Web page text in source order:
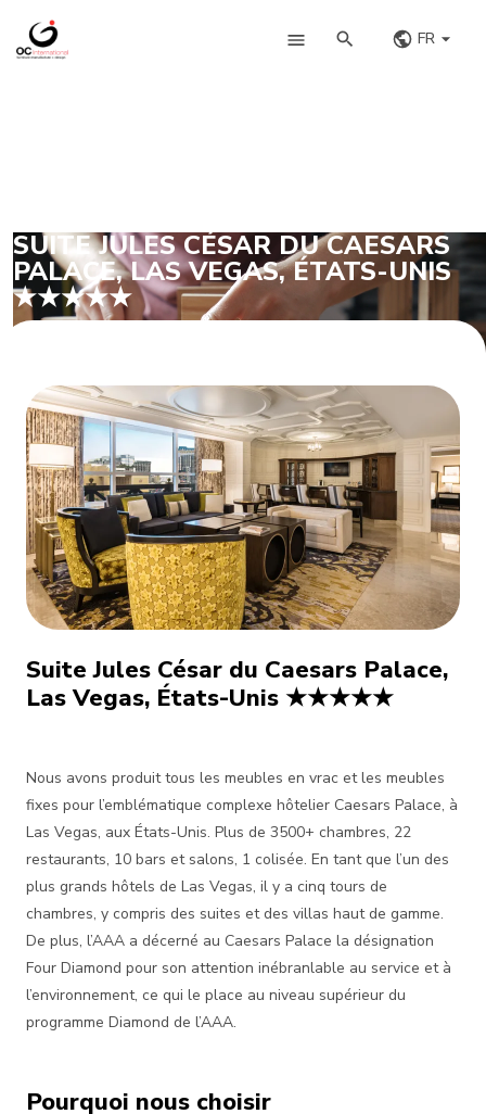
FR
SUITE JULES CÉSAR DU CAESARS
PALACE, LAS VEGAS, ÉTATS-UNIS
★★★★★
Suite Jules César du Caesars Palace,
Las Vegas, États-Unis ★★★★★
Nous avons produit tous les meubles en vrac et les meubles
fixes pour l’emblématique complexe hôtelier Caesars Palace, à
Las Vegas, aux États-Unis. Plus de 3500+ chambres, 22
restaurants, 10 bars et salons, 1 colisée. En tant que l’un des
plus grands hôtels de Las Vegas, il y a cinq tours de
chambres, y compris des suites et des villas haut de gamme.
De plus, l’AAA a décerné au Caesars Palace la désignation
Four Diamond pour son attention inébranlable au service et à
l’environnement, ce qui le place au niveau supérieur du
programme Diamond de l’AAA.
Pourquoi nous choisir